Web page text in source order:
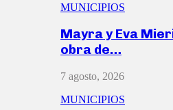
MUNICIPIOS
Mayra y Eva
obra de…
7 agosto, 2026
MUNICIPIOS